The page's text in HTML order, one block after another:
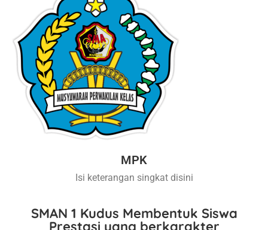
MPK
Isi keterangan singkat disini
SMAN 1 Kudus Membentuk Siswa
Prestasi yang berkarakter